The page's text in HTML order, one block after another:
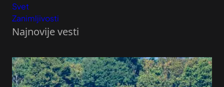
Svet
Zanimljivosti
Najnovije vesti